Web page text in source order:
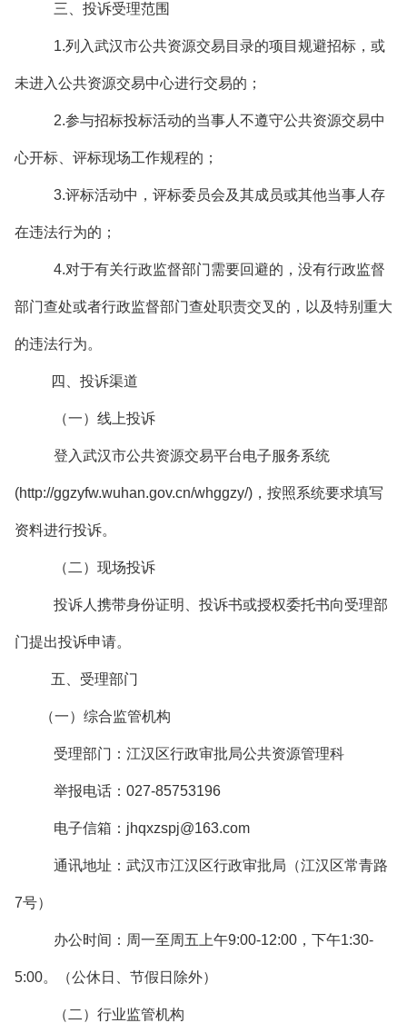
三、投诉受理范围
1.列入武汉市公共资源交易目录的项目规避招标，或
未进入公共资源交易中心进行交易的；
2.参与招标投标活动的当事人不遵守公共资源交易中
心开标、评标现场工作规程的；
3.评标活动中，评标委员会及其成员或其他当事人存
在违法行为的；
4.对于有关行政监督部门需要回避的，没有行政监督
部门查处或者行政监督部门查处职责交叉的，以及特别重大
的违法行为。
四、投诉渠道
（一）线上投诉
登入武汉市公共资源交易平台电子服务系统
(http://ggzyfw.wuhan.gov.cn/whggzy/)，按照系统要求填写
资料进行投诉。
（二）现场投诉
投诉人携带身份证明、投诉书或授权委托书向受理部
门提出投诉申请。
五、受理部门
（一）综合监管机构
受理部门：江汉区行政审批局公共资源管理科
举报电话：027-85753196
电子信箱：jhqxzspj@163.com
通讯地址：武汉市江汉区行政审批局（江汉区常青路
7号）
办公时间：周一至周五上午9:00-12:00，下午1:30-
5:00。（公休日、节假日除外）
（二）行业监管机构